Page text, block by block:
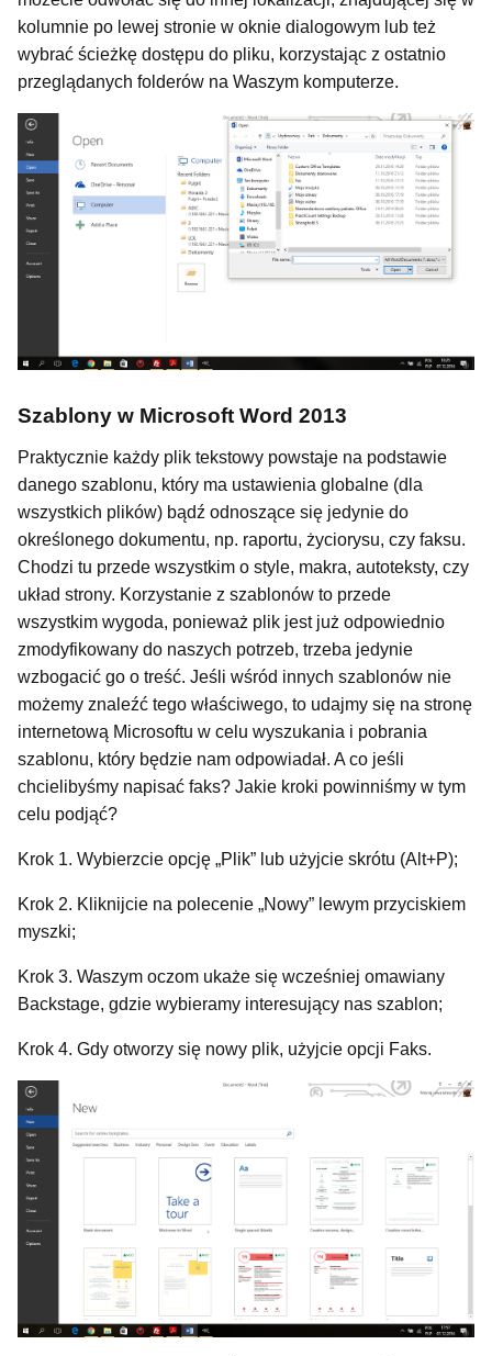
kolumnie po lewej stronie w oknie dialogowym lub też
wybrać ścieżkę dostępu do pliku, korzystając z ostatnio
przeglądanych folderów na Waszym komputerze.
Szablony w Microsoft Word 2013
Praktycznie każdy plik tekstowy powstaje na podstawie
danego szablonu, który ma ustawienia globalne (dla
wszystkich plików) bądź odnoszące się jedynie do
określonego dokumentu, np. raportu, życiorysu, czy faksu.
Chodzi tu przede wszystkim o style, makra, autoteksty, czy
układ strony. Korzystanie z szablonów to przede
wszystkim wygoda, ponieważ plik jest już odpowiednio
zmodyfikowany do naszych potrzeb, trzeba jedynie
wzbogacić go o treść. Jeśli wśród innych szablonów nie
możemy znaleźć tego właściwego, to udajmy się na stronę
internetową Microsoftu w celu wyszukania i pobrania
szablonu, który będzie nam odpowiadał. A co jeśli
chcielibyśmy napisać faks? Jakie kroki powinniśmy w tym
celu podjąć?
Krok 1. Wybierzcie opcję „Plik” lub użyjcie skrótu (Alt+P);
Krok 2. Kliknijcie na polecenie „Nowy” lewym przyciskiem
myszki;
Krok 3. Waszym oczom ukaże się wcześniej omawiany
Backstage, gdzie wybieramy interesujący nas szablon;
Krok 4. Gdy otworzy się nowy plik, użyjcie opcji Faks.